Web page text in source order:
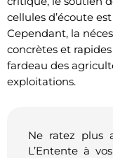
cellules d’écoute
Cependant, la
concrètes et
fardeau des
exploitations.
Ne ratez plus
L’Entente à